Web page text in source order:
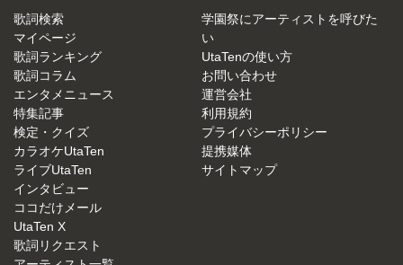
歌詞検索
マイページ
歌詞ランキング
歌詞コラム
エンタメニュース
特集記事
検定・クイズ
カラオケUtaTen
ライブUtaTen
インタビュー
ココだけメール
UtaTen X
歌詞リクエスト
学園祭にアーティストを呼びた
い
UtaTenの使い方
お問い合わせ
運営会社
利用規約
プライバシーポリシー
提携媒体
サイトマップ